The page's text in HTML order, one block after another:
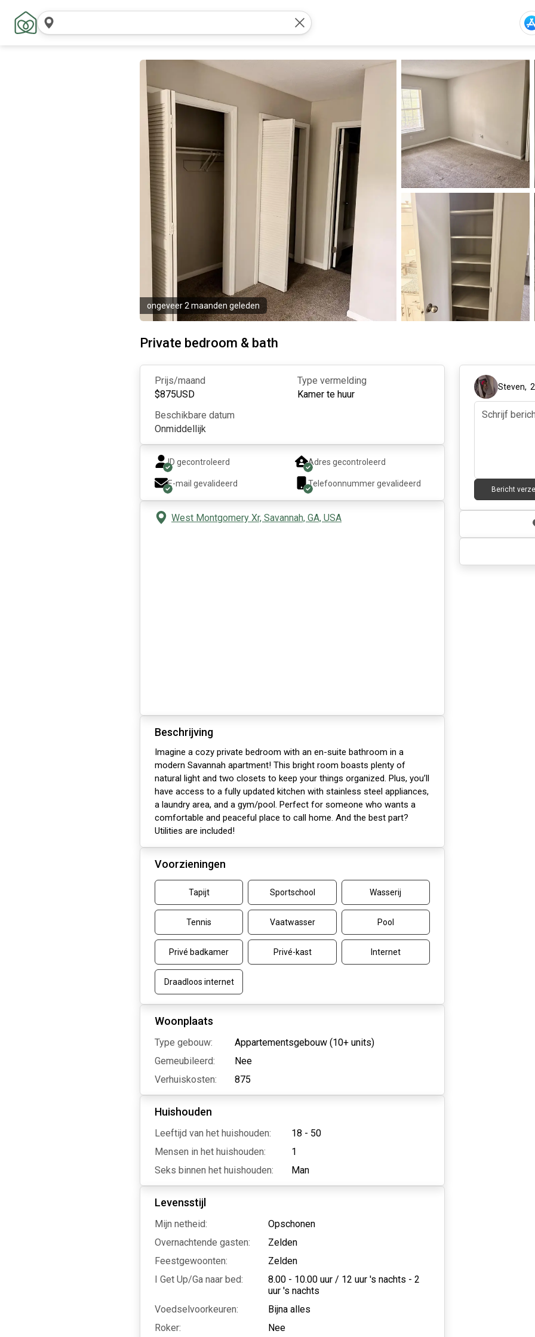
Zoek
ongeveer 2 maanden geleden
Private bedroom & bath
Prijs/maand
$875USD
Type vermelding
Kamer te huur
Beschikbare datum
Onmiddellijk
ID gecontroleerd Adres gecontroleerd
E-mail gevalideerd Telefoonnummer gevalideerd
West Montgomery Xr, Savannah, GA, USA
Beschrijving
Imagine a cozy private bedroom with an en-suite bathroom in a
modern Savannah apartment! This bright room boasts plenty of
natural light and two closets to keep your things organized. Plus, you’ll
have access to a fully updated kitchen with stainless steel appliances,
a laundry area, and a gym/pool. Perfect for someone who wants a
comfortable and peaceful place to call home. And the best part?
Utilities are included!
Voorzieningen
Tapijt Sportschool Wasserij
Tennis Vaatwasser Pool
Privé badkamer Privé-kast Internet
Draadloos internet
Woonplaats
Type gebouw:
Appartementsgebouw (10+ units)
Gemeubileerd:
Nee
Verhuiskosten:
875
Huishouden
Leeftijd van het huishouden:
18 - 50
Mensen in het huishouden:
1
Seks binnen het huishouden:
Man
Levensstijl
Mijn netheid:
Opschonen
Overnachtende gasten:
Zelden
Feestgewoonten:
Zelden
I Get Up/Ga naar bed:
8.00 - 10.00 uur / 12 uur 's nachts - 2
uur 's nachts
Voedselvoorkeuren:
Bijna alles
Roker:
Nee
Steven,
Bericht